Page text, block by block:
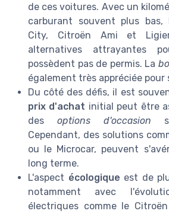
de ces voitures. Avec un
carburant souvent plus bas,
City, Citroën Ami et
alternatives attrayantes
possèdent pas de permis. La
également très appréciée pour
Du côté des défis, il est
prix d'achat initial peut être
des options d'occasion
Cependant, des solutions
ou le Microcar, peuvent
long terme.
L'aspect écologique est de
notamment avec
électriques comme le